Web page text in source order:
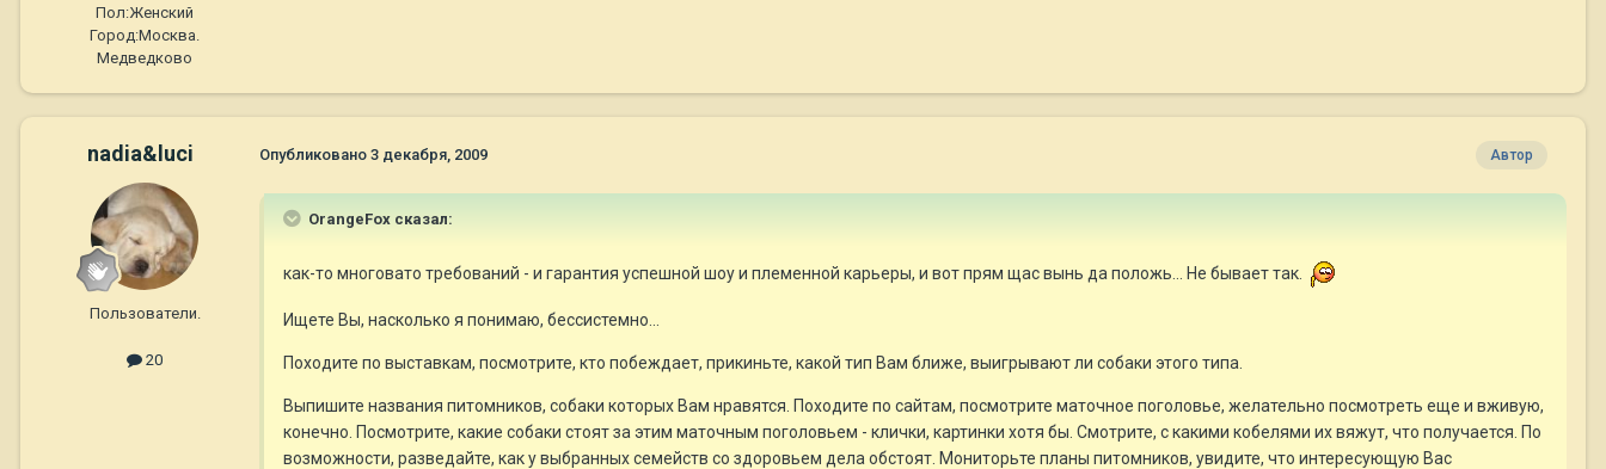
Пол:Женский
Город:Москва.
Медведково
nadia&luci
Пользователи.
20
Автор
Опубликовано 3 декабря, 2009
OrangeFox сказал:
как-то многовато требований - и гарантия успешной шоу и племенной карьеры, и вот прям щас вынь да положь... Не бывает так.
Ищете Вы, насколько я понимаю, бессистемно...
Походите по выставкам, посмотрите, кто побеждает, прикиньте, какой тип Вам ближе, выигрывают ли собаки этого типа.
Выпишите названия питомников, собаки которых Вам нравятся. Походите по сайтам, посмотрите маточное поголовье, желательно посмотреть еще и вживую,
конечно. Посмотрите, какие собаки стоят за этим маточным поголовьем - клички, картинки хотя бы. Смотрите, с какими кобелями их вяжут, что получается. По
возможности, разведайте, как у выбранных семейств со здоровьем дела обстоят. Мониторьте планы питомников, увидите, что интересующую Вас